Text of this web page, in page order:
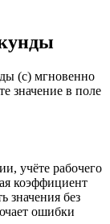
(с) мгновенно
значение в поле
учёте рабочего
коэффициент
значения без
ошибки